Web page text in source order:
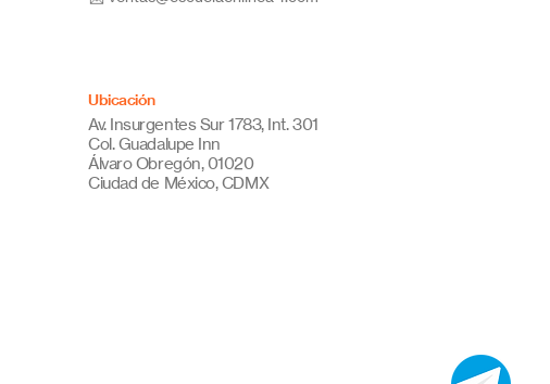
Ubicación
Av. Insurgentes Sur 1783, Int. 301
Col. Guadalupe Inn
Álvaro Obregón, 01020
Ciudad de México, CDMX